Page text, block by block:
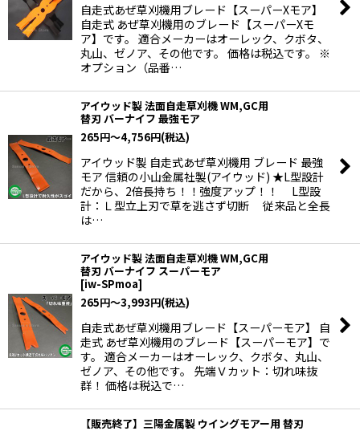
自走式あぜ草刈機用ブレード【スーパーXモア】
自走式 あぜ草刈機用のブレード【スーパーXモ
ア】です。 適合メーカーはオーレック、クボタ、
丸山、ゼノア、その他です。 価格は税込です。 ※
オプション（品番…
アイウッド製 法面自走草刈機 WM,GC用
替刃 バーナイフ 最強モア
265円～4,756円(税込)
アイウッド製 自走式あぜ草刈機用 ブレード 最強
モア 信頼の小山金属社製(アイウッド) ★L型設計
だから、2倍長持ち！！強度アップ！！ L型設
計：Ｌ型立上刃で草を逃さず切断 従来品と全長
は…
アイウッド製 法面自走草刈機 WM,GC用
替刃 バーナイフ スーパーモア
[iw-SPmoa]
265円～3,993円(税込)
自走式あぜ草刈機用ブレード【スーパーモア】 自
走式 あぜ草刈機用のブレード【スーパーモア】で
す。 適合メーカーはオーレック、クボタ、丸山、
ゼノア、その他です。 先端Ｖカット：切れ味抜
群！ 価格は税込で…
【販売終了】三陽金属製 ウイングモアー用 替刃